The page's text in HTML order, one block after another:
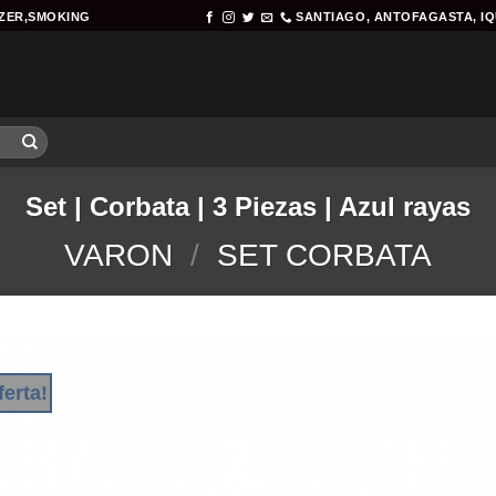
SANTIAGO, ANTOFAGASTA,
Set | Corbata | 3 Piezas | Azul rayas
VARON / SET CORBATA